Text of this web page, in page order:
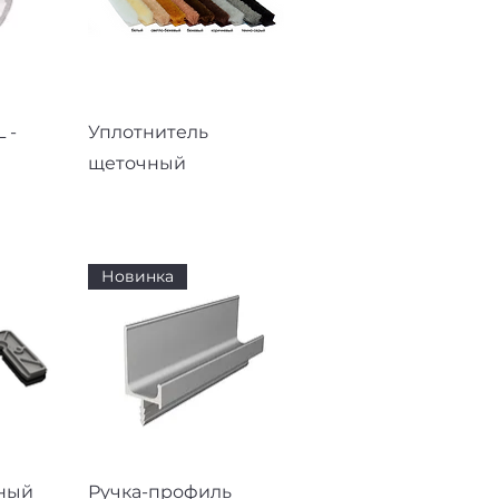
- Быстрый просмотр
Уплотнитель
щеточный
Быстрый просмотр
Новинка
Ручка-профиль